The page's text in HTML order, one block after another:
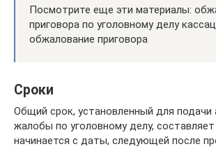
Посмотрите еще эти материалы:
приговора по уголовному делу
обжалование приговора
Сроки
Общий срок, установленный для подачи
жалобы по уголовному делу,
начинается с даты, следующей после